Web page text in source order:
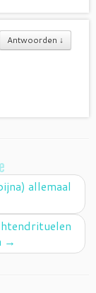
Antwoorden ↓
allemaal
→